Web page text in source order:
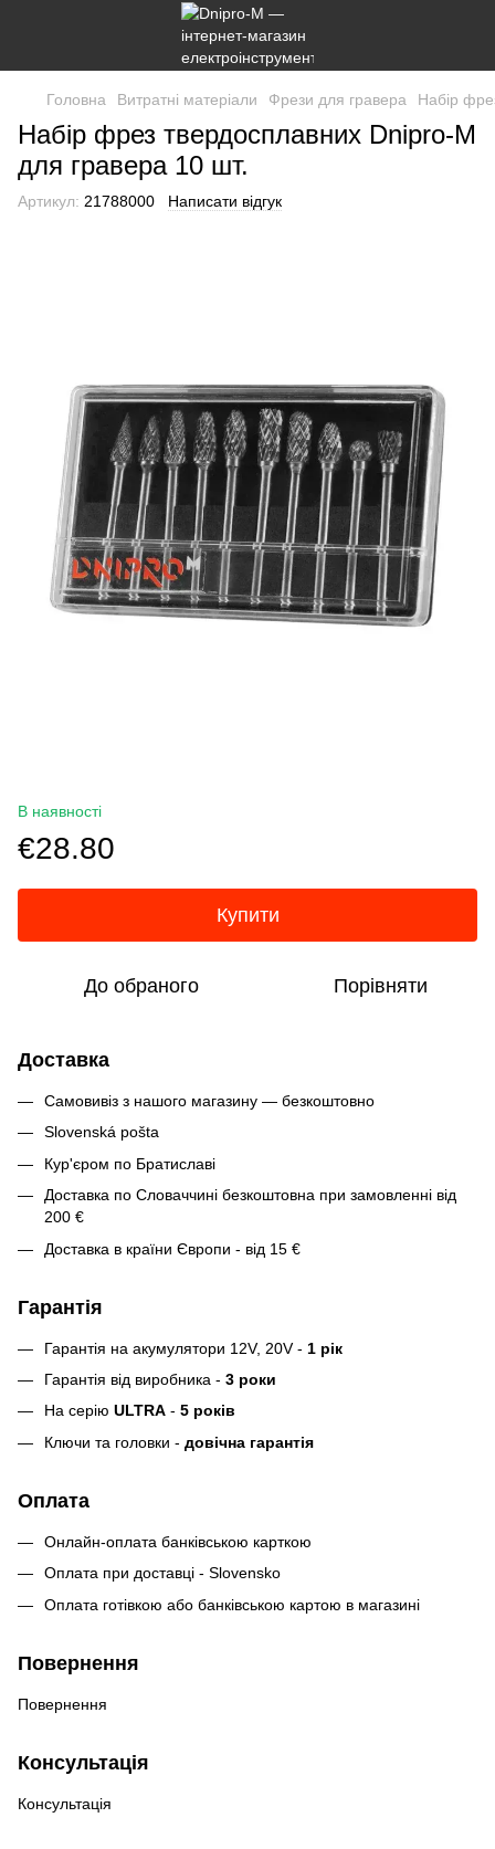
Головна Витратні матеріали Фрези для гравера Набір
Набір фрез твердосплавних Dnipro-M
для гравера 10 шт.
Артикул: 21788000 Написати відгук
В наявності
€28.80
Купити
До обраного Порівняти
Доставка
Самовивіз з нашого магазину — безкоштовно
Slovenská pošta
Кур'єром по Братиславі
Доставка по Словаччині безкоштовна при замовленні від
200 €
Доставка в країни Європи - від 15 €
Гарантія
Гарантія на акумулятори 12V, 20V - 1 рік
Гарантія від виробника - 3 роки
На серію ULTRA - 5 років
Ключи та головки - довічна гарантія
Оплата
Онлайн-оплата банківською карткою
Оплата при доставці - Slovensko
Оплата готівкою або банківською картою в магазині
Повернення
Повернення
Консультація
Консультація